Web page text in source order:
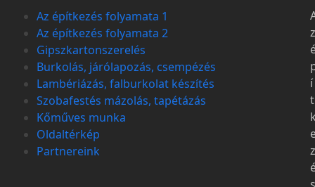
Az építkezés folyamata 1
Az építkezés folyamata 2
Gipszkartonszerelés
Burkolás, járólapozás, csempézés
Lambériázás, falburkolat készítés
Szobafestés mázolás, tapétázás
Kőműves munka
Oldaltérkép
Partnereink
z
í
t
z